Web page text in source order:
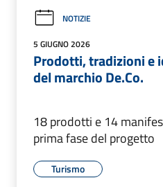
NOTIZIE
5 GIUGNO 2026
Prodotti, tradizioni e
del marchio De.Co.
18 prodotti e 14
prima fase del progetto
Turismo